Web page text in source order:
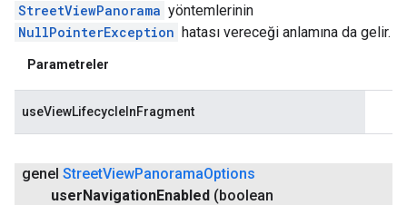
StreetViewPanorama yöntemlerinin
NullPointerException hatası vereceği anlamına da gelir.
Parametreler
useViewLifecycleInFragment
genel StreetViewPanoramaOptions
userNavigationEnabled (boolean